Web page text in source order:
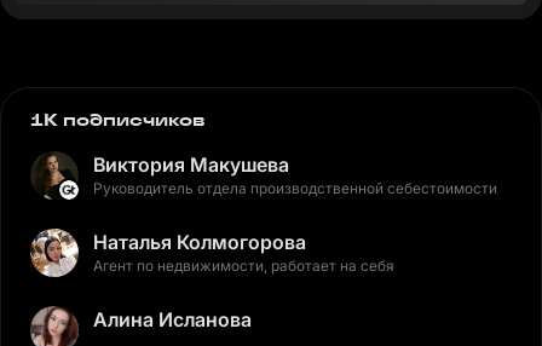
1K подписчиков
Виктория Макушева
Руководитель отдела производственной себестоимости
Наталья Колмогорова
Агент по недвижимости, работает на себя
Алина Исланова